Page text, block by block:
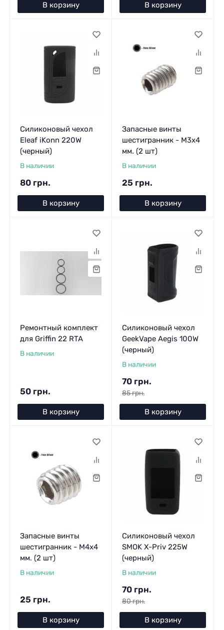
В корзину В корзину
Силиконовый чехол
Eleaf iKonn 220W
(черный)
В наличии
80 грн.
В корзину
Запасные винты
шестигранник - M3x4
мм. (2 шт)
В наличии
25 грн.
В корзину
Ремонтный комплект
для Griffin 22 RTA
В наличии
50 грн.
В корзину
Силиконовый чехол
GeekVape Aegis 100W
(черный)
В наличии
70 грн.
85 грн.
В корзину
Запасные винты
шестигранник - M4x4
мм. (2 шт)
В наличии
25 грн.
В корзину
Силиконовый чехол
SMOK X-Priv 225W
(черный)
В наличии
70 грн.
80 грн.
В корзину